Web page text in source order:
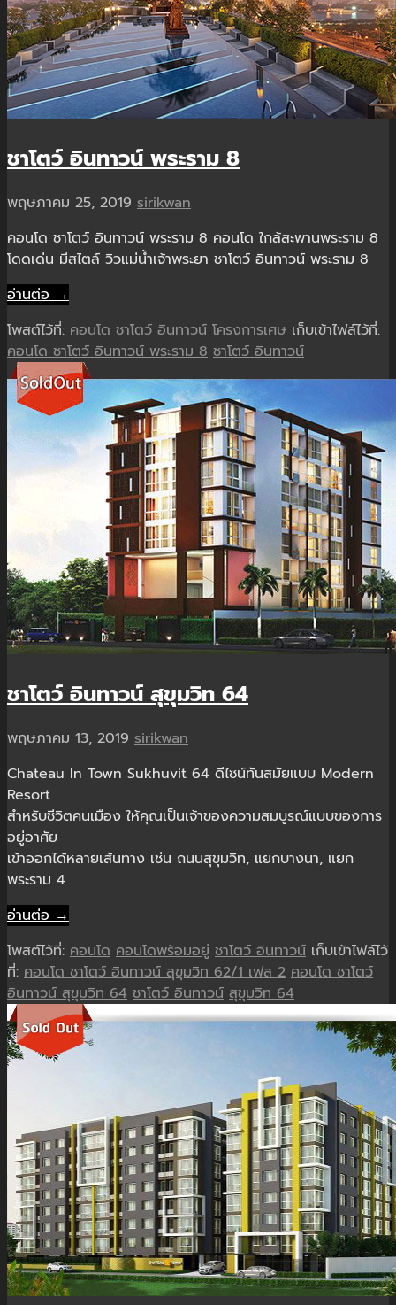
ชาโตว์ อินทาวน์ พระราม 8
พฤษภาคม 25, 2019 sirikwan
คอนโด ชาโตว์ อินทาวน์ พระราม 8 คอนโด ใกล้สะพานพระราม 8
โดดเด่น มีสไตล์ วิวแม่น้ำเจ้าพระยา ชาโตว์ อินทาวน์ พระราม 8
อ่านต่อ →
โพสต์ไว้ที่: คอนโด ชาโตว์ อินทาวน์ โครงการเศษ เก็บเข้าไฟล์ไว้ที่:
คอนโด ชาโตว์ อินทาวน์ พระราม 8 ชาโตว์ อินทาวน์
ชาโตว์ อินทาวน์ สุขุมวิท 64
พฤษภาคม 13, 2019 sirikwan
Chateau In Town Sukhuvit 64 ดีไซน์ทันสมัยแบบ Modern
Resort
สำหรับชีวิตคนเมือง ให้คุณเป็นเจ้าของความสมบูรณ์แบบของการ
อยู่อาศัย
เข้าออกได้หลายเส้นทาง เช่น ถนนสุขุมวิท, แยกบางนา, แยก
พระราม 4
อ่านต่อ →
โพสต์ไว้ที่: คอนโด คอนโดพร้อมอยู่ ชาโตว์ อินทาวน์ เก็บเข้าไฟล์ไว้
ที่: คอนโด ชาโตว์ อินทาวน์ สุขุมวิท 62/1 เฟส 2 คอนโด ชาโตว์
อินทาวน์ สุขุมวิท 64 ชาโตว์ อินทาวน์ สุขุมวิท 64